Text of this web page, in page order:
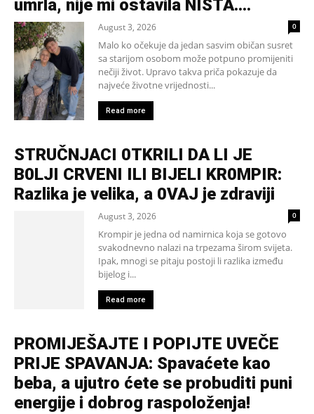
umrla, nije mi ostavila NIŠTA....
August 3, 2026 0
Malo ko očekuje da jedan sasvim običan susret
sa starijom osobom može potpuno promijeniti
nečiji život. Upravo takva priča pokazuje da
najveće životne vrijednosti...
Read more
STRUČNJACI 0TKRILI DA LI JE
B0LJI CRVENI ILI BIJELI KR0MPIR:
Razlika je velika, a 0VAJ je zdraviji
August 3, 2026 0
Krompir je jedna od namirnica koja se gotovo
svakodnevno nalazi na trpezama širom svijeta.
Ipak, mnogi se pitaju postoji li razlika između
bijelog i...
Read more
PROMIJEŠAJTE I POPIJTE UVEČE
PRIJE SPAVANJA: Spavaćete kao
beba, a ujutro ćete se probuditi puni
energije i dobrog raspoloženja!